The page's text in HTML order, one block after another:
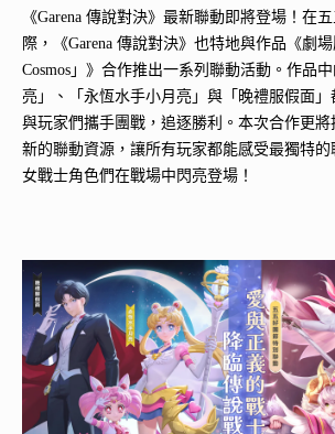
《Garena 傳說對決》最新聯動即將登場！在
際，《Garena 傳說對決》也特地與作品《劇
Cosmos」》合作推出一系列聯動活動。作品
亮」、「永恆水手小月亮」與「晚禮服假面」
與玩家們攜手團戰，追逐勝利。本次合作更
新的聯動資源，讓所有玩家都能感受最獨特
女戰士角色們在戰場中閃亮登場！